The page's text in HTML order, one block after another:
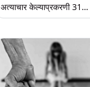
अत्याचार केल्याप्रकरणी 31
वर्षीय तरुणाला अटक